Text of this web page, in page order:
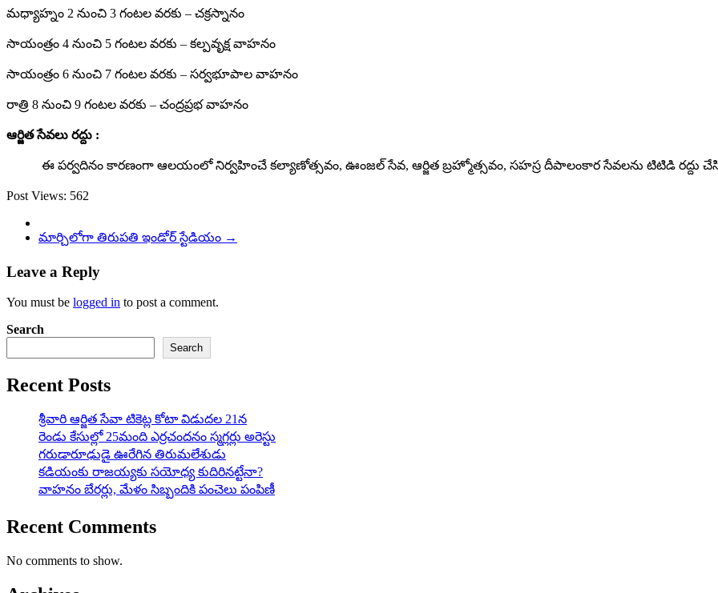
మధ్యాహ్నం 2 నుంచి 3 గంటల వరకు – చక్రస్నానం
సాయంత్రం 4 నుంచి 5 గంటల వరకు – కల్పవృక్ష వాహనం
సాయంత్రం 6 నుంచి 7 గంటల వరకు – సర్వభూపాల వాహనం
రాత్రి 8 నుంచి 9 గంటల వరకు – చంద్రప్రభ వాహనం
ఆర్జిత సేవలు రద్దు :
ఈ పర్వదినం కారణంగా ఆలయంలో నిర్వహించే కల్యాణోత్సవం, ఊంజల్ సేవ, ఆర్జిత బ్రహ్మోత్సవం, సహస్ర దీపాలంకార సేవలను టిటిడి రద్దు
Post Views: 562
మార్చిలోగా తిరుపతి ఇండోర్ స్టేడియం →
Leave a Reply
You must be logged in to post a comment.
Search
Search
Recent Posts
శ్రీవారి ఆర్జిత సేవా టికెట్ల కోటా విడుదల 21న
రెండు కేసుల్లో 25మంది ఎర్రచందనం స్మగ్లర్లు అరెస్టు
గరుడారూఢుడై ఊరేగిన తిరుమలేశుడు
కడియంకు రాజయ్యకు సయోధ్య కుదిరినట్టేనా?
వాహ‌నం బేర‌ర్లు, మేళం సిబ్బందికి పంచెలు పంపిణీ
Recent Comments
No comments to show.